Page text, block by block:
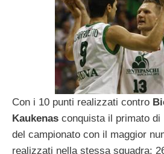
Con i 10 punti realizzati contro
Kaukenas conquista il primato
del campionato con il maggior
realizzati nella stessa squadra: